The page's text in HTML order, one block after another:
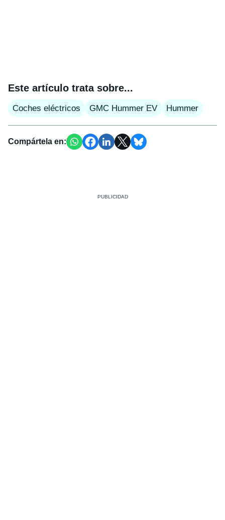
Este artículo trata sobre...
Coches eléctricos GMC Hummer EV Hummer
Compártela en: